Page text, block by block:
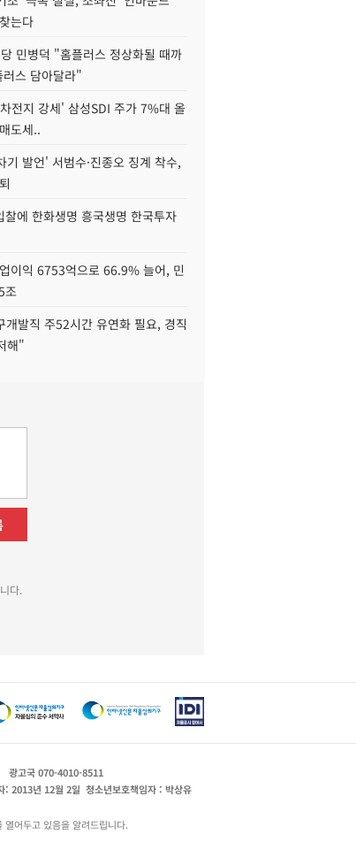
는다
민병덕 "홈플러스 정상화될 때까
스 담아달라"
전지 강세' 삼성SDI 주가 7%대 올
도세..
기 발언' 서범수·진종오 징계 착수,
에 한화생명 흥국생명 한국투자
이익 6753억으로 66.9% 늘어, 민
조
개발직 주52시간 유연화 필요, 경직
해"
다.
광고국 070-4010-8511
: 2013년 12월 2일 청소년보호책임자 : 박상유
어두고 있음을 알려드립니다.